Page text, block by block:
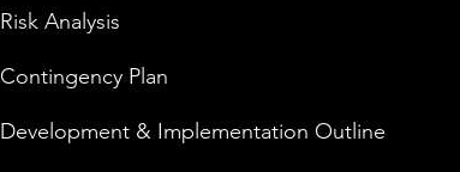
Risk Analysis
Contingency Plan
Development & Implementation Outline